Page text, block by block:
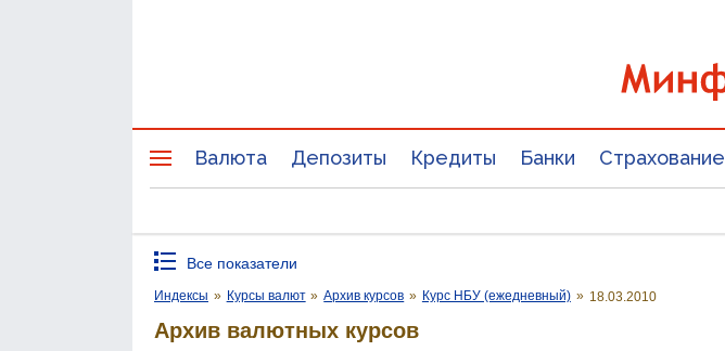
Валюта Депозиты Кредиты Банки Страхование
Все показатели
Индексы » Курсы валют » Архив курсов » Курс НБУ (ежедневный) » 18.03.2010
Архив валютных курсов